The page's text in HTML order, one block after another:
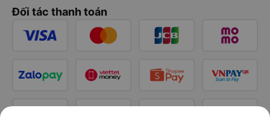
Đối tác thanh toán